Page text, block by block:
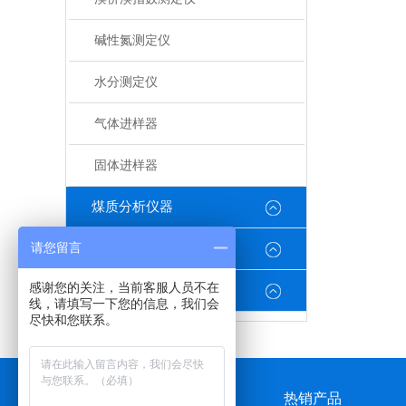
碱性氮测定仪
水分测定仪
气体进样器
固体进样器
煤质分析仪器
油品常规参数检测系类
热销产品
请您留言
感谢您的关注，当前客服人员不在
线，请填写一下您的信息，我们会
尽快和您联系。